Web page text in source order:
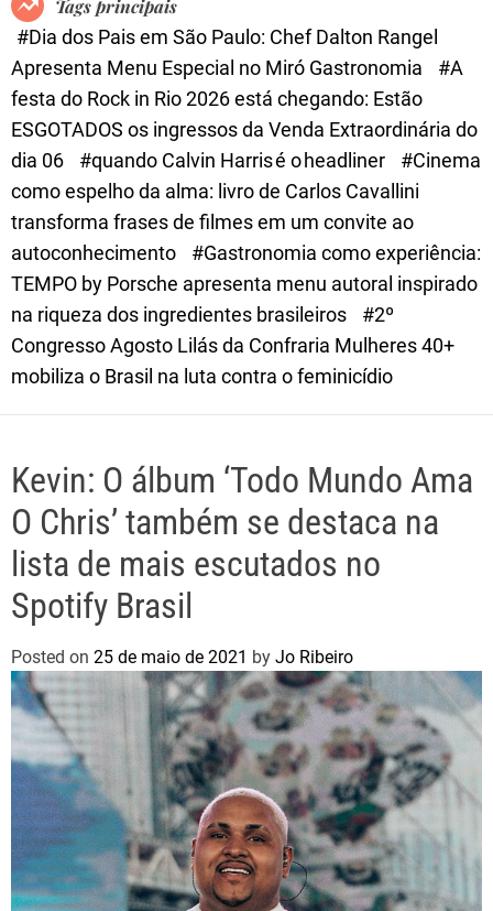
e
Tags principais
#Dia dos Pais em São Paulo: Chef Dalton Rangel
Apresenta Menu Especial no Miró Gastronomia
#A
festa do Rock in Rio 2026 está chegando: Estão
ESGOTADOS os ingressos da Venda Extraordinária do
dia 06
#quando Calvin Harris é o headliner
#Cinema
como espelho da alma: livro de Carlos Cavallini
transforma frases de filmes em um convite ao
autoconhecimento
#Gastronomia como experiência:
TEMPO by Porsche apresenta menu autoral inspirado
na riqueza dos ingredientes brasileiros
#2º
Congresso Agosto Lilás da Confraria Mulheres 40+
mobiliza o Brasil na luta contra o feminicídio
Kevin: O álbum ‘Todo Mundo Ama
O Chris’ também se destaca na
lista de mais escutados no
Spotify Brasil
Posted on 25 de maio de 2021 by Jo Ribeiro